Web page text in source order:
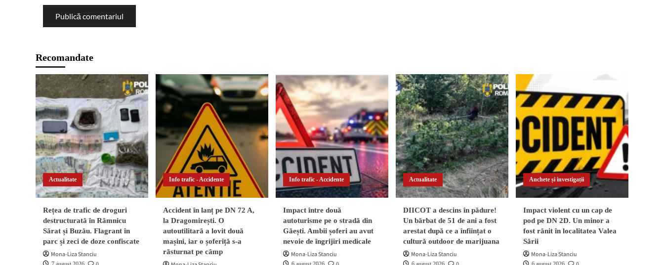
Recomandate
Actualitate
Rețea de trafic de droguri
destructurată în Râmnicu
Sărat și Buzău. Flagrant în
parc și zeci de doze confiscate
Mona-Liza Stanciu
Info trafic - Accidente
Accident în lanț pe DN 72 A,
la Dragomirești. O
autoutilitară a lovit două
mașini, iar o șoferiță s-a
răsturnat pe câmp
Info trafic - Accidente
Impact între două
autoturisme pe o stradă din
Găești. Ambii șoferi au avut
nevoie de îngrijiri medicale
Mona-Liza Stanciu
Actualitate
DIICOT a descins în pădure!
Un bărbat de 51 de ani a fost
arestat după ce a înființat o
cultură outdoor de marijuana
Mona-Liza Stanciu
Anchete și investigații
Impact violent cu un cap de
pod pe DN 2D. Un minor a
fost rănit în localitatea Valea
Sării
Mona-Liza Stanciu